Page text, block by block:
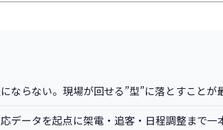
ならない。現場が回せる”型”に落とすことが
データを起点に架電・追客・日程調整まで一